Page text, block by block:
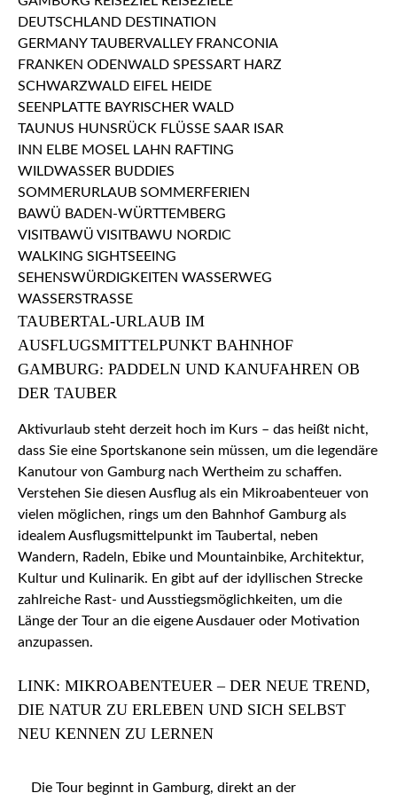
TAUBERTAL-URLAUB IM
AUSFLUGSMITTELPUNKT BAHNHOF
GAMBURG: PADDELN UND KANUFAHREN OB
DER TAUBER
Aktivurlaub steht derzeit hoch im Kurs – das heißt nicht,
dass Sie eine Sportskanone sein müssen, um die legendäre
Kanutour von Gamburg nach Wertheim zu schaffen.
Verstehen Sie diesen Ausflug als ein Mikroabenteuer von
vielen möglichen, rings um den Bahnhof Gamburg als
idealem Ausflugsmittelpunkt im Taubertal, neben
Wandern, Radeln, Ebike und Mountainbike, Architektur,
Kultur und Kulinarik. En gibt auf der idyllischen Strecke
zahlreiche Rast- und Ausstiegsmöglichkeiten, um die
Länge der Tour an die eigene Ausdauer oder Motivation
anzupassen.
LINK: MIKROABENTEUER – DER NEUE TREND,
DIE NATUR ZU ERLEBEN UND SICH SELBST
NEU KENNEN ZU LERNEN
Die Tour beginnt in Gamburg, direkt an der